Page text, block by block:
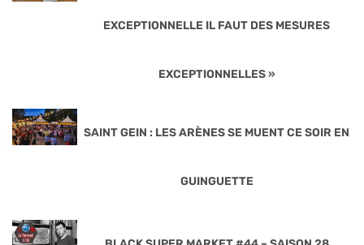
EXCEPTIONNELLE IL FAUT DES MESURES
EXCEPTIONNELLES »
SAINT GEIN : LES ARÈNES SE MUENT CE SOIR EN
GUINGUETTE